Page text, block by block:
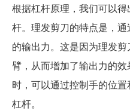
根据杠杆原理，我们可以
杆。理发剪刀的特点是，
的输出力。这是因为理发
臂，从而增加了输出力的
时，可以通过控制手的位
杠杆。